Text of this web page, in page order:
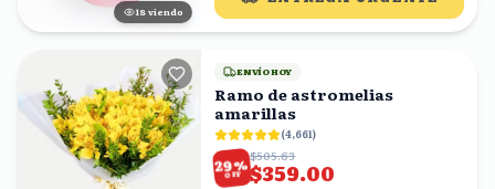
17 viendo
ENVÍO HOY
Ramo de astromelias
amarillas
(4,661)
29%
OFF
$505.63
$359.00